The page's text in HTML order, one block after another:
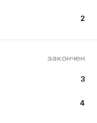
2
закончен
3
4